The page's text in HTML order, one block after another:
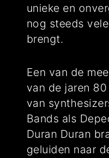
unieke en
nog steeds
brengt.
Een van de
van de jaren
van
Bands als
Duran Duran
geluiden naar